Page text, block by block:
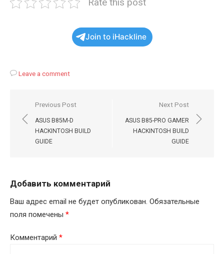
Join to iHackline
Leave a comment
Навигация
по
записям
Previous Post
ASUS B85M-D
HACKINTOSH BUILD
GUIDE
Next Post
ASUS B85-PRO GAMER
HACKINTOSH BUILD
GUIDE
Добавить комментарий
Ваш адрес email не будет опубликован. Обязательные
поля помечены *
Комментарий *